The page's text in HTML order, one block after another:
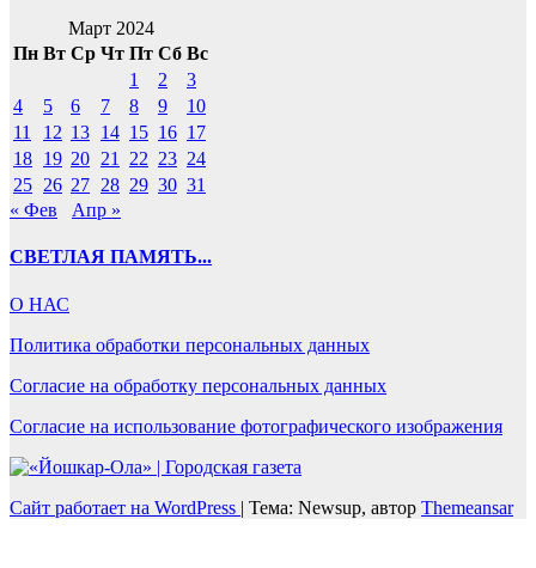
Март 2024
Пн Вт Ср Чт Пт Сб Вс
1
2
3
4
5 6 7 8 9
10
11
12 13 14 15 16 17
18 19 20 21 22 23 24
25 26 27 28 29 30 31
« Фев
Апр »
СВЕТЛАЯ ПАМЯТЬ...
О НАС
Политика обработки персональных данных
Согласие на обработку персональных данных
Согласие на использование фотографического изображения
Сайт работает на WordPress | Тема: Newsup, автор Themeansar